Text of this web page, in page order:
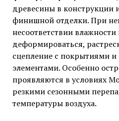
древесины в конструкции
финишной отделки. При
несоответствии
деформироваться,
сцепление с покрытиями
элементами. Особенно
проявляются в условиях
резкими сезонными
температуры воздуха.